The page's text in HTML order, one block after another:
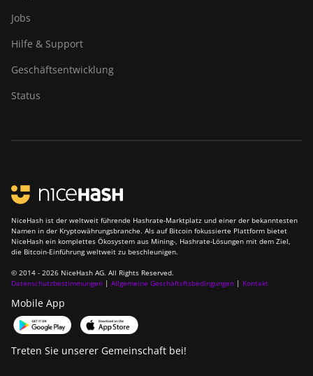
Jobs
Hilfe & Support
Geschäftsentwicklung
Status
NiceHash ist der weltweit führende Hashrate-Marktplatz und einer der bekanntesten
Namen in der Kryptowährungsbranche. Als auf Bitcoin fokussierte Plattform bietet
NiceHash ein komplettes Ökosystem aus Mining-, Hashrate-Lösungen mit dem Ziel,
die Bitcoin-Einführung weltweit zu beschleunigen.
© 2014 - 2026 NiceHash AG. All Rights Reserved.
Datenschutzbestimmungen | Allgemeine Geschäftsftsbedingungen | Kontakt
Mobile App
Treten Sie unserer Gemeinschaft bei!